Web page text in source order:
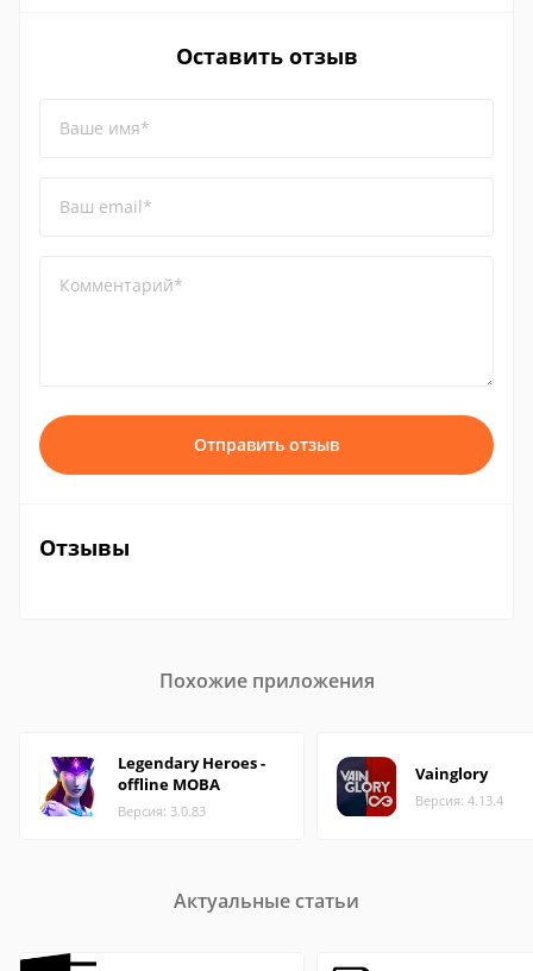
Оставить отзыв
Ваше имя*
Ваш email*
Комментарий*
Отправить отзыв
Отзывы
Похожие приложения
Legendary Heroes -
offline MOBA
Версия: 3.0.83
Vainglory
Версия: 4.13.4
Актуальные статьи